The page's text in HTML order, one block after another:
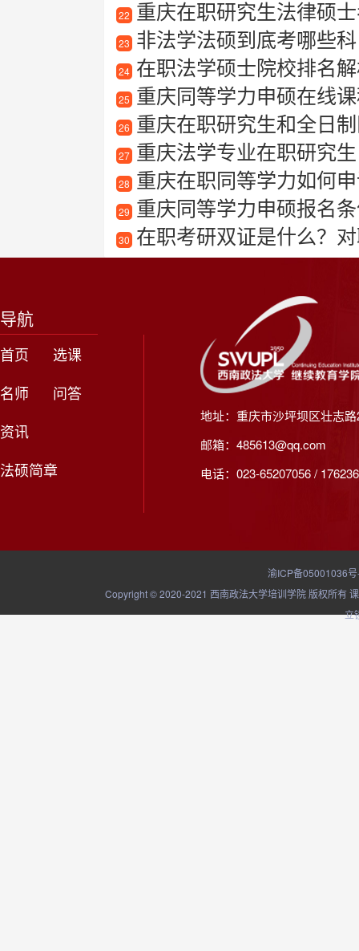
22 重庆在职研究生法律硕
23 非法学法硕到底考哪些
24 在职法学硕士院校排名
25 重庆同等学力申硕在线
26 重庆在职研究生和全日
27 重庆法学专业在职研究生
28 重庆在职同等学力如何
29 重庆同等学力申硕报名
30 在职考研双证是什么？
导航
首页
选课
名师
问答
资讯
法硕简章
地址：重庆市沙坪坝区壮志
邮箱：485613@qq.com
电话：023-65207056 /
渝ICP备05001036
Copyright © 2020-2021 西南政法大学培训学院 版权所有
立